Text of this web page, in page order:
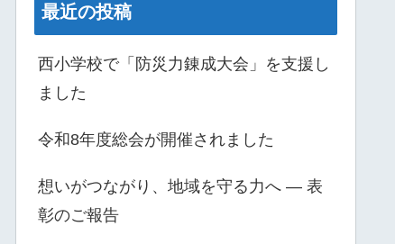
最近の投稿
西小学校で「防災力錬成大会」を支援し
ました
令和8年度総会が開催されました
想いがつながり、地域を守る力へ ― 表
彰のご報告